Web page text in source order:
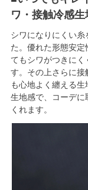
ワ・接触冷感生
シワになりにくい
た。優れた形態安
てもシワがつきに
す。その上さらに
も心地よく纏える
生地感で、コーデに
くれます。